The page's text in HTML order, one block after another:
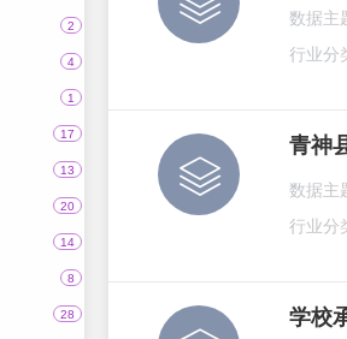
2
4
1
17
13
20
14
8
28
数据主
行业分
青神
数据主
行业分
学校